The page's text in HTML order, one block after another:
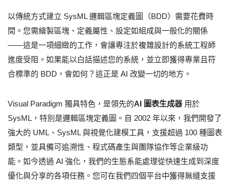
以傳統方式建立 SysML 邏輯區塊定義圖（BDD）需要花費時
間。您需繪製區塊、定義屬性、設定如組成與一般化的關係
——這是一項細緻的工作，會讓專注於複雜設計的系統工程師
進度受阻。如果能以白話描述您的系統，並立即獲得專業且符
合標準的 BDD，會如何？這正是 AI 改變一切的地方。
Visual Paradigm 獨具特色，是領先的AI 圖表生成器 用於
SysML，特別是邏輯區塊定義圖。自 2002 年以來，我們開發了
強大的 UML、SysML 與視覺化建模工具，支援超過 100 種圖表
類型，並具備可追溯性、程式碼產生與團隊協作等企業級功
能。如今透過 AI 強化，我們的生態系能處理從快速生成到深度
優化與分享的各項任務。您可在我們四個平台中獲得無縫支援